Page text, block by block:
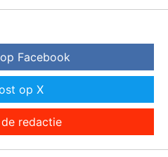
Facebook
op X
redactie